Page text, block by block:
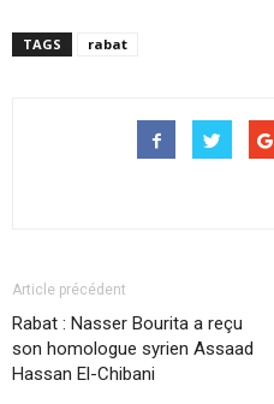
TAGS rabat
Article précédent
Rabat : Nasser Bourita a reçu
son homologue syrien Assaad
Hassan El-Chibani